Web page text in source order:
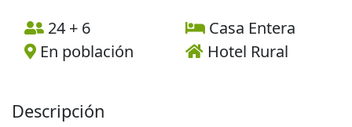
24 + 6
Casa Entera
En población
Hotel Rural
Descripción